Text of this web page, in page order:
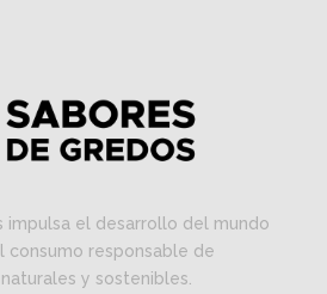
impulsa el desarrollo del mundo
consumo responsable de
y sostenibles.